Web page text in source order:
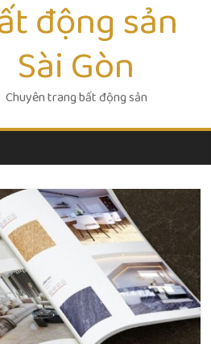
động sản
Sài Gòn
Chuyên trang bất động sản